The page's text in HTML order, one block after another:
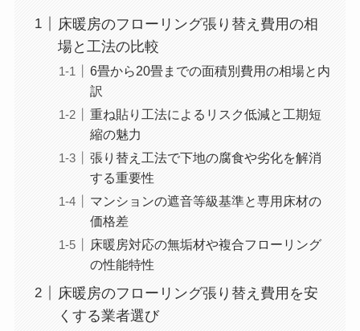
床暖房のフローリング張り替え費用の相
場と工法の比較
6畳から20畳までの面積別費用の相場と内
訳
重ね貼り工法によるリスク低減と工期短
縮の魅力
張り替え工法で下地の腐食や劣化を解消
する重要性
マンションの遮音等級基準と専用床材の
価格差
床暖房対応の無垢材や複合フローリング
の性能特性
床暖房のフローリング張り替え費用を安
くする業者選び